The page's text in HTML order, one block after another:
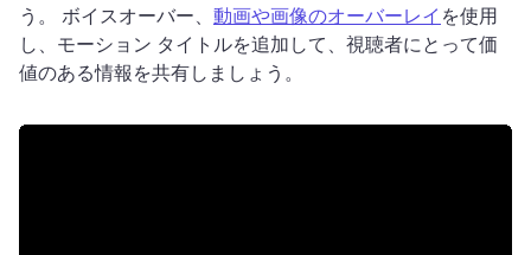
う。 ボイスオーバー、 動画や画像のオーバーレイ を使用
し、モーション タイトルを追加して、視聴者にとって価
値のある情報を共有しましょう。